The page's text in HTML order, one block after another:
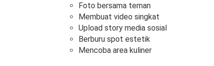
Foto bersama teman
Membuat video singkat
Upload story media sosial
Berburu spot estetik
Mencoba area kuliner